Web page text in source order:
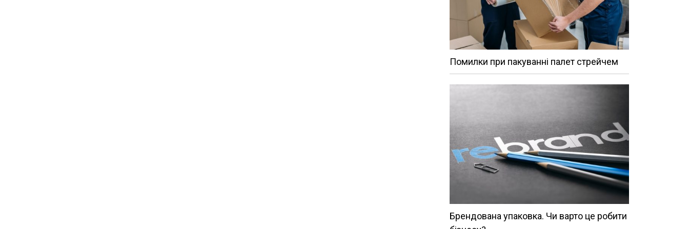
Помилки при пакуванні палет стрейчем
Брендована упаковка. Чи варто це робити